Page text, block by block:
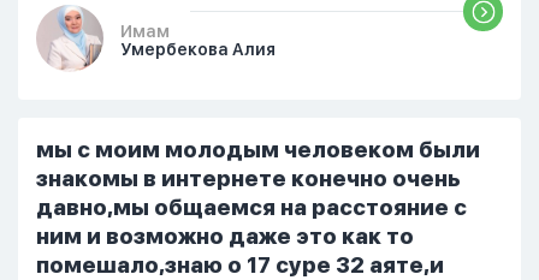
немного времени и любви" он никогда
не свободен для меня. С 7 утра до 8
только ночью, иногда засыпаю одна.
Мы пытались ему говорить что так
нельзя но он всё равно делает...
Имам
Умербекова Алия
мы с моим молодым человеком были
знакомы в интернете конечно очень
давно,мы общаемся на расстояние с
ним и возможно даже это как то
помешало,знаю о 17 суре 32 аяте,и